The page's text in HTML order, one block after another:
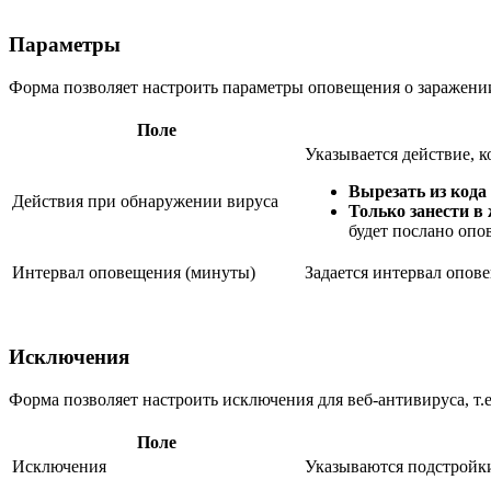
Параметры
Форма позволяет настроить параметры оповещения о
Поле
Действия при обнаружении вируса
Указывается действие,
Вырезать из кода
Только занести
будет послано
Интервал оповещения (минуты) Задается интервал
Исключения
Форма позволяет настроить исключения для веб-антивируса,
Поле
Исключения
Указываются